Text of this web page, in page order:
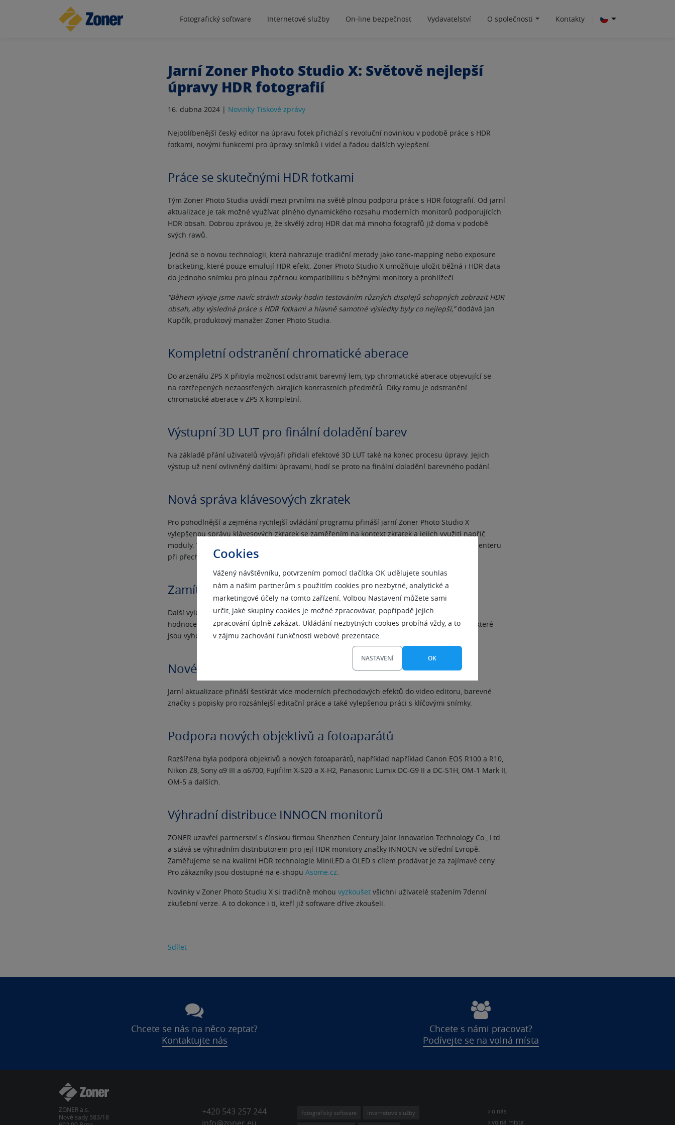
Cookies
Vážený návštěvníku, potvrzením pomocí tlačítka OK udělujete souhlas
nám a našim partnerům s použitím cookies pro nezbytné, analytické a
marketingové účely na tomto zařízení. Volbou Nastavení můžete sami
určit, jaké skupiny cookies je možné zpracovávat, popřípadě jejich
zpracování úplně zakázat. Ukládání nezbytných cookies probíhá vždy, a to
v zájmu zachování funkčnosti webové prezentace.
NASTAVENÍ OK
Fotografický software Internetové služby On-line bezpečnost Vydavatelství O společnosti Kontakty
Jarní Zoner Photo Studio X: Světově nejlepší
úpravy HDR fotografií
16. dubna 2024 | Novinky Tiskové zprávy
Nejoblíbenější český editor na úpravu fotek přichází s revoluční novinkou v podobě práce s HDR
fotkami, novými funkcemi pro úpravy snímků i videí a řadou dalších vylepšení.
Práce se skutečnými HDR fotkami
Tým Zoner Photo Studia uvádí mezi prvními na světě plnou podporu práce s HDR fotografií. Od jarní
aktualizace je tak možné využívat plného dynamického rozsahu moderních monitorů podporujících
HDR obsah. Dobrou zprávou je, že skvělý zdroj HDR dat má mnoho fotografů již doma v podobě
svých rawů.
Jedná se o novou technologii, která nahrazuje tradiční metody jako tone-mapping nebo exposure
bracketing, které pouze emulují HDR efekt. Zoner Photo Studio X umožňuje uložit běžná i HDR data
do jednoho snímku pro plnou zpětnou kompatibilitu s běžnými monitory a prohlížeči.
“Během vývoje jsme navíc strávili stovky hodin testováním různých displejů schopných zobrazit HDR
obsah, aby výsledná práce s HDR fotkami a hlavně samotné výsledky byly co nejlepší,”dodává Jan
Kupčík, produktový manažer Zoner Photo Studia.
Kompletní odstranění chromatické aberace
Do arzenálu ZPS X přibyla možnost odstranit barevný lem, typ chromatické aberace objevující se
na roztřepených nezaostřených okrajích kontrastních předmětů. Díky tomu je odstranění
chromatické aberace v ZPS X kompletní.
Výstupní 3D LUT pro finální doladění barev
Na základě přání uživatelů vývojáři přidali efektové 3D LUT také na konec procesu úpravy. Jejich
výstup už není ovlivněný dalšími úpravami, hodí se proto na finální doladění barevného podání.
Nová správa klávesových zkratek
Pro pohodlnější a zejména rychlejší ovládání programu přináší jarní Zoner Photo Studio X
vylepšenou správu klávesových zkratek se zaměřením na kontext zkratek a jejich využití napříč
moduly. Vylepšena byla také podpora navigace v programu upravením chování tabulátoru a enteru
při přecházení mezi složkami a náhledy.
Zamítnutí nevybraných fotek
Další vylepšení pro rychlejší zpracování většího objemu fotek představuje označování fotek
hodnocením Zamítnuto. Tyto fotky lze pak rychle najednou smazat a věnovat se pouze těm, které
jsou vyhodné pro další úpravu nebo archivaci.
Nové videopřechody a značky
Jarní aktualizace přináší šestkrát více moderních přechodových efektů do video editoru, barevné
značky s popisky pro rozsáhlejší editační práce a také vylepšenou práci s klíčovými snímky.
Podpora nových objektivů a fotoaparátů
Rozšířena byla podpora objektivů a nových fotoaparátů, například například Canon EOS R100 a R10,
Nikon Z8, Sony α9 III a α6700, Fujifilm X-S20 a X-H2, Panasonic Lumix DC-G9 II a DC-S1H, OM-1 Mark II,
OM-5 a dalších.
Výhradní distribuce INNOCN monitorů
ZONER uzavřel partnerství s čínskou firmou Shenzhen Century Joint Innovation Technology Co., Ltd.
a stává se výhradním distributorem pro její HDR monitory značky INNOCN ve střední Evropě.
Zaměřujeme se na kvalitní HDR technologie MiniLED a OLED s cílem prodávat je za zajímavé ceny.
Pro zákazníky jsou dostupné na e-shopu Asome.cz.
Novinky v Zoner Photo Studiu X si tradičně mohou vyzkoušet všichni uživatelé stažením 7denní
zkušební verze. A to dokonce i ti, kteří již software dříve zkoušeli.
Sdílet
Chcete se nás na něco zeptat?
Kontaktujte nás
Chcete s námi pracovat?
Podívejte se na volná místa
ZONER a.s.
Nové sady 583/18
+420 543 257 244
fotografický software internetové služby
o nás
volná místa